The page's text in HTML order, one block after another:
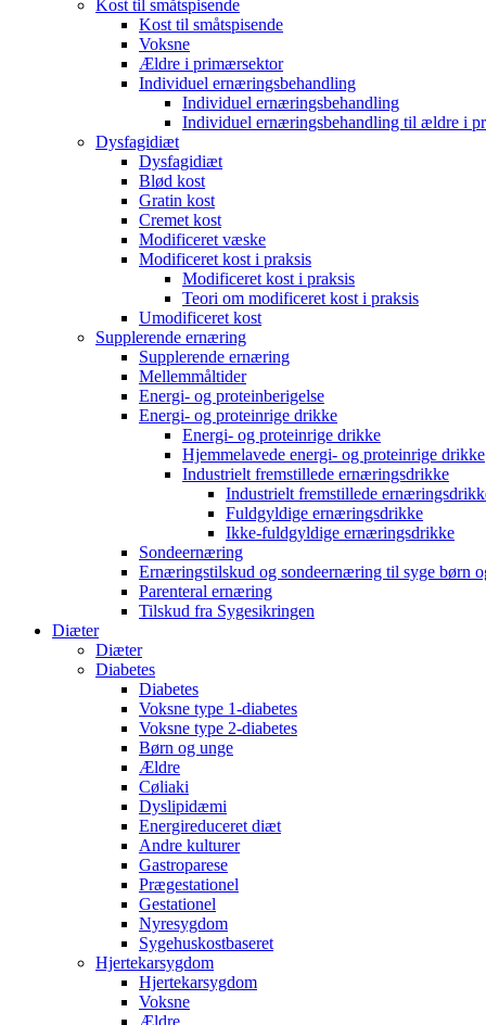
Kost til småtspisende
Kost til småtspisende
Voksne
Ældre i primærsektor
Individuel ernæringsbehandling
Individuel ernæringsbehandling
Individuel ernæringsbehandling til ældre i
Dysfagidiæt
Dysfagidiæt
Blød kost
Gratin kost
Cremet kost
Modificeret væske
Modificeret kost i praksis
Modificeret kost i praksis
Teori om modificeret kost i praksis
Umodificeret kost
Supplerende ernæring
Supplerende ernæring
Mellemmåltider
Energi- og proteinberigelse
Energi- og proteinrige drikke
Energi- og proteinrige drikke
Hjemmelavede energi- og proteinrige drikke
Industrielt fremstillede ernæringsdrikke
Industrielt fremstillede
Fuldgyldige ernæringsdrikke
Ikke-fuldgyldige ernæringsdrikke
Sondeernæring
Ernæringstilskud og sondeernæring til syge børn
Parenteral ernæring
Tilskud fra Sygesikringen
Diæter
Diæter
Diabetes
Diabetes
Voksne type 1-diabetes
Voksne type 2-diabetes
Børn og unge
Ældre
Cøliaki
Dyslipidæmi
Energireduceret diæt
Andre kulturer
Gastroparese
Prægestationel
Gestationel
Nyresygdom
Sygehuskostbaseret
Hjertekarsygdom
Hjertekarsygdom
Voksne
Ældre